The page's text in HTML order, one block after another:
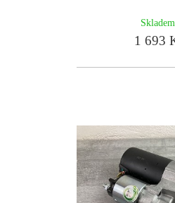
Skladem
1 693